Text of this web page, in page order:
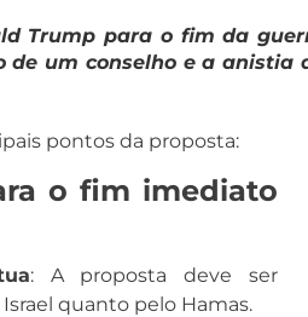
Trump para o fim da
de um conselho e a anistia
pontos da proposta:
o fim imediato
: A proposta deve ser
quanto pelo Hamas.